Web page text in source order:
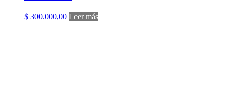
$ 300.000,00 Leer más